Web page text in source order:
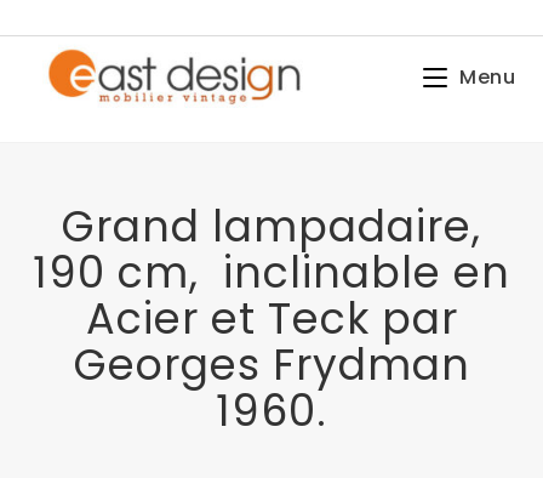
Menu
Grand lampadaire,
190 cm, inclinable en
Acier et Teck par
Georges Frydman
1960.